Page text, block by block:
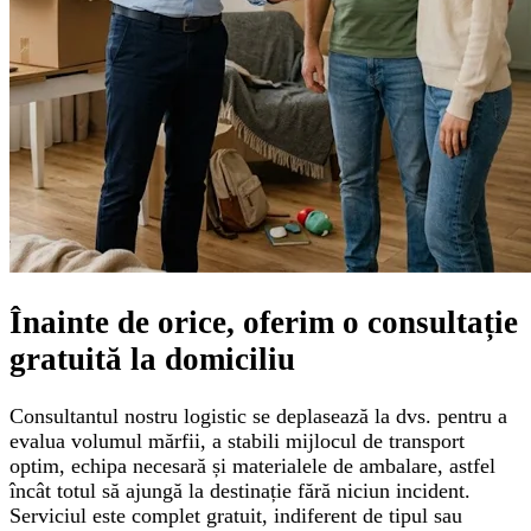
Înainte de orice, oferim o consultație
gratuită la domiciliu
Consultantul nostru logistic se deplasează la dvs. pentru a
evalua volumul mărfii, a stabili mijlocul de transport
optim, echipa necesară și materialele de ambalare, astfel
încât totul să ajungă la destinație fără niciun incident.
Serviciul este complet gratuit, indiferent de tipul sau